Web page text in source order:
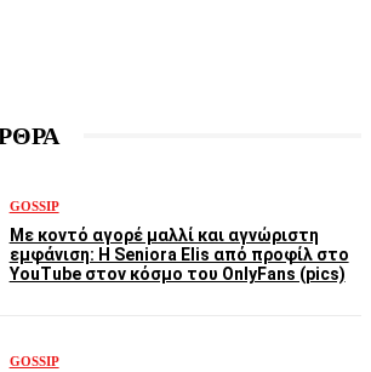
GOSSIP
Με κοντό αγορέ μαλλί και αγνώριστη
εμφάνιση: Η Seniora Elis από προφίλ στο
YouTube στον κόσμο του OnlyFans (pics)
GOSSIP